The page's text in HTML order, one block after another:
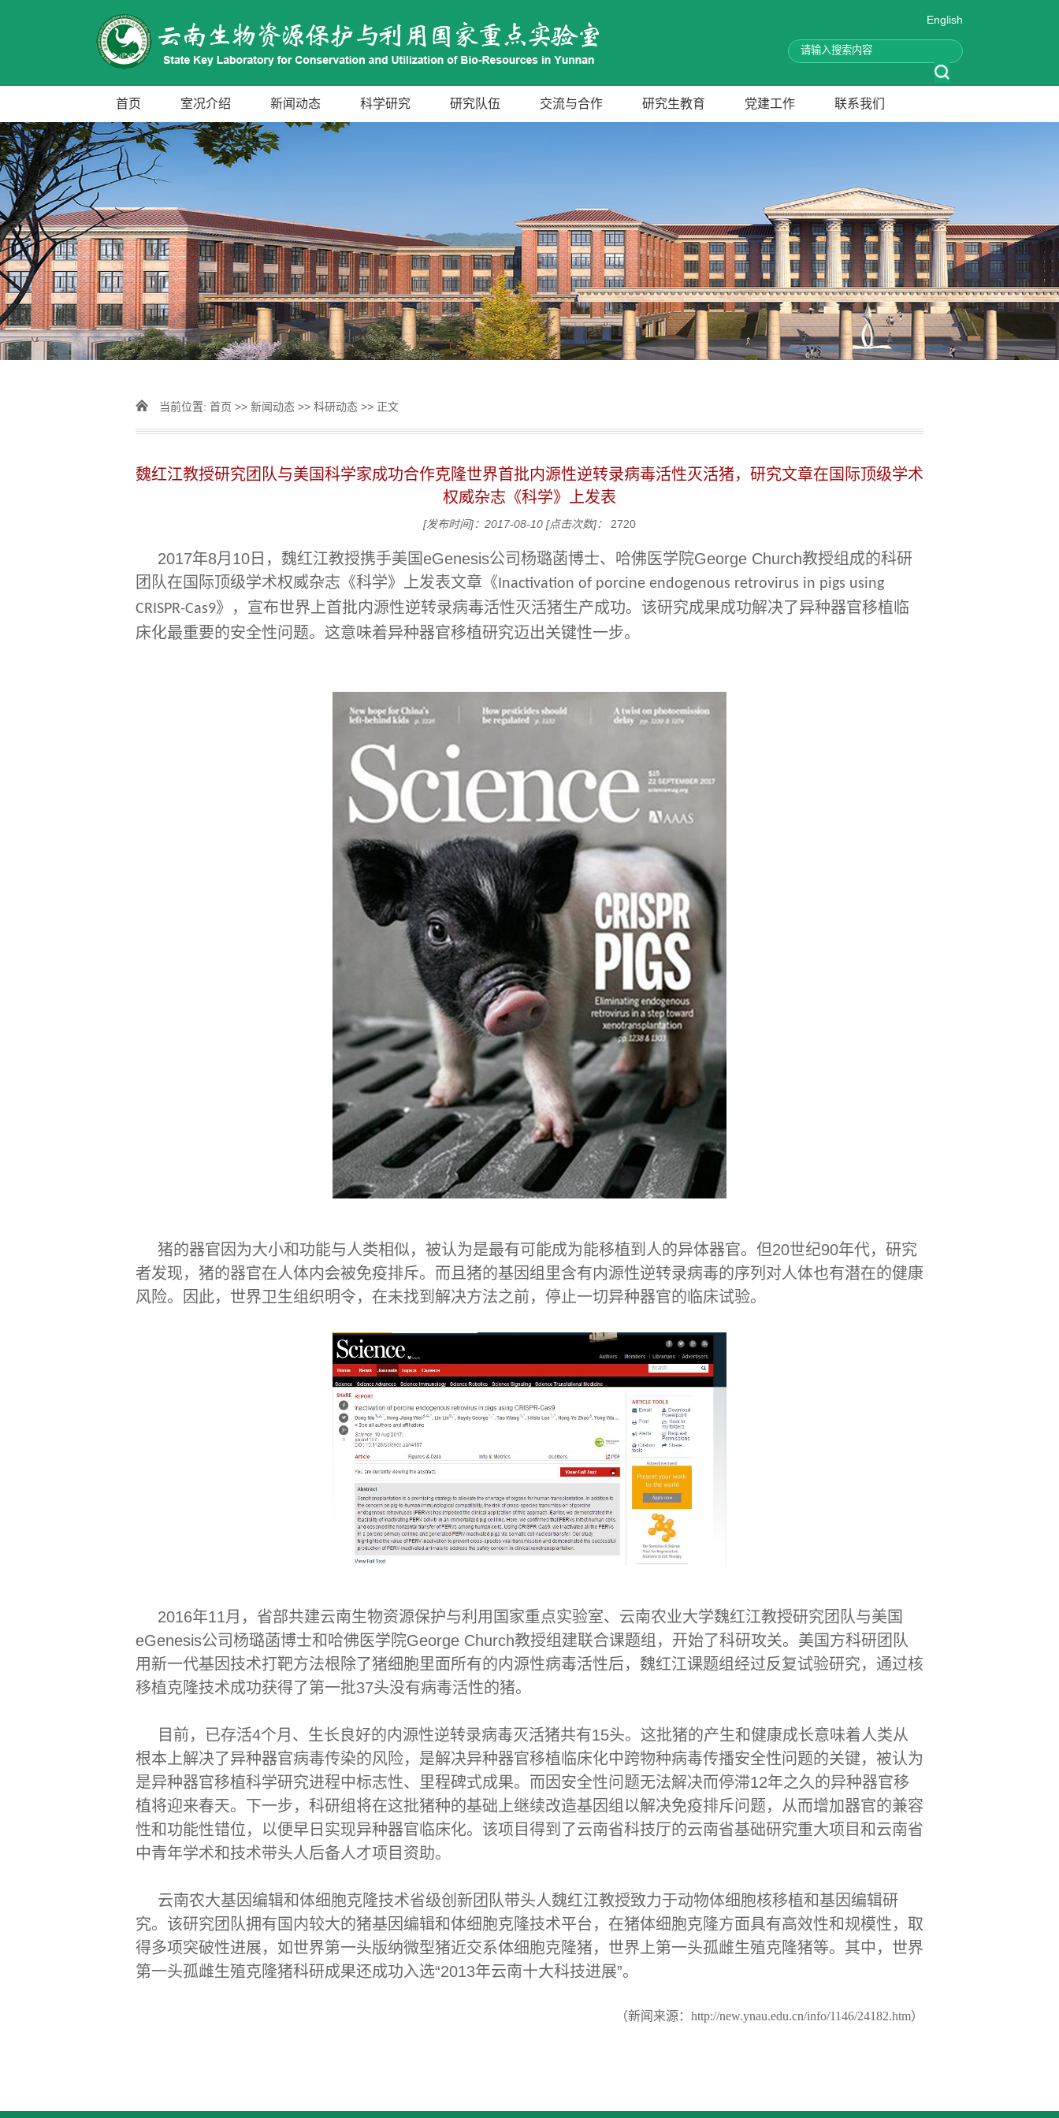
English
首页 室况介绍 新闻动态 科学研究 研究队伍 交流与合作 研究生教育 党建工作 联系我们
当前位置: 首页 >> 新闻动态 >> 科研动态 >> 正文
魏红江教授研究团队与美国科学家成功合作克隆世界首批内源性逆转录病毒活性灭活猪，研究文章在国际顶级学术
权威杂志《科学》上发表
[发布时间]：2017-08-10 [点击次数]： 2720
2017年8月10日，魏红江教授携手美国eGenesis公司杨璐菡博士、哈佛医学院George Church教授组成的科研
团队在国际顶级学术权威杂志《科学》上发表文章《Inactivation of porcine endogenous retrovirus in pigs using
CRISPR-Cas9》，宣布世界上首批内源性逆转录病毒活性灭活猪生产成功。该研究成果成功解决了异种器官移植临
床化最重要的安全性问题。这意味着异种器官移植研究迈出关键性一步。
猪的器官因为大小和功能与人类相似，被认为是最有可能成为能移植到人的异体器官。但20世纪90年代，研究
者发现，猪的器官在人体内会被免疫排斥。而且猪的基因组里含有内源性逆转录病毒的序列对人体也有潜在的健康
风险。因此，世界卫生组织明令，在未找到解决方法之前，停止一切异种器官的临床试验。
2016年11月，省部共建云南生物资源保护与利用国家重点实验室、云南农业大学魏红江教授研究团队与美国
eGenesis公司杨璐菡博士和哈佛医学院George Church教授组建联合课题组，开始了科研攻关。美国方科研团队
用新一代基因技术打靶方法根除了猪细胞里面所有的内源性病毒活性后，魏红江课题组经过反复试验研究，通过核
移植克隆技术成功获得了第一批37头没有病毒活性的猪。
目前，已存活4个月、生长良好的内源性逆转录病毒灭活猪共有15头。这批猪的产生和健康成长意味着人类从
根本上解决了异种器官病毒传染的风险，是解决异种器官移植临床化中跨物种病毒传播安全性问题的关键，被认为
是异种器官移植科学研究进程中标志性、里程碑式成果。而因安全性问题无法解决而停滞12年之久的异种器官移
植将迎来春天。下一步，科研组将在这批猪种的基础上继续改造基因组以解决免疫排斥问题，从而增加器官的兼容
性和功能性错位，以便早日实现异种器官临床化。该项目得到了云南省科技厅的云南省基础研究重大项目和云南省
中青年学术和技术带头人后备人才项目资助。
云南农大基因编辑和体细胞克隆技术省级创新团队带头人魏红江教授致力于动物体细胞核移植和基因编辑研
究。该研究团队拥有国内较大的猪基因编辑和体细胞克隆技术平台，在猪体细胞克隆方面具有高效性和规模性，取
得多项突破性进展，如世界第一头版纳微型猪近交系体细胞克隆猪，世界上第一头孤雌生殖克隆猪等。其中，世界
第一头孤雌生殖克隆猪科研成果还成功入选“2013年云南十大科技进展”。
（新闻来源：http://new.ynau.edu.cn/info/1146/24182.htm）